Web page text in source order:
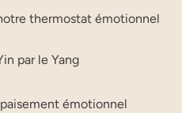
thermostat émotionnel
par le Yang
émotionnel